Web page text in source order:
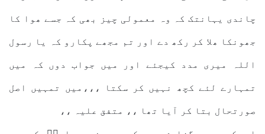
چاندی یہانتک کہ وہ معمولی چیز بھی کہ جسے ھوا کا
جھونکا ھلا کر رکھ دے اور تم مجھے پکارو کہ یا رسول
اللہ میری مدد کیجئے اور میں جواب دوں کہ میں
تمہارے لئے کچھ نہیں کر سکتا ،،،میں تمہیں اصل
صورتحال بتا کر آیا تھا ،، متفق علیہ ،،